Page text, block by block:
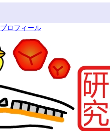
プロフィール